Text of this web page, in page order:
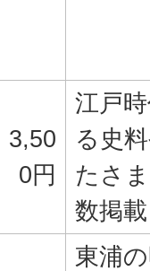
3,50
0円
江戸
る史
たさ
数掲
東浦